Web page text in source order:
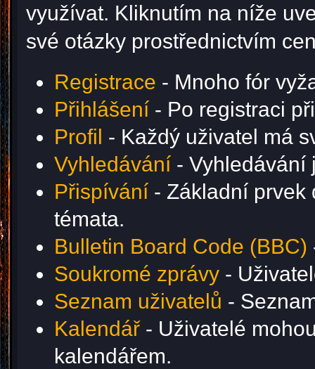
využívat. Kliknutím na níže
své otázky prostřednictvím
Registrace - Mnoho fór
Přihlášení - Po registraci
Profil - Každý uživatel má
Vyhledávání - Vyhledávání
Přispívání - Základní prvek
témata.
Bulletin Board Code (BBC)
Soukromé zprávy -
Seznam uživatelů -
Kalendář- Uživatelé
kalendářem.